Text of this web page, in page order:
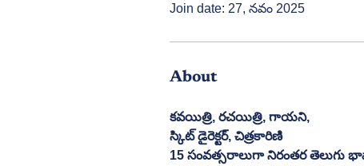
Join date: 27, నవం 2025
About
కవయిత్రి, రచయిత్రి, గాయని,
స్కిట్ డైరెక్టర్, చిత్రకారిణి
15 సంవత్సరాలుగా నిరంతర తెలుగు